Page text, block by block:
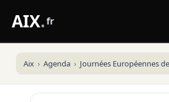
AIX.fr
Aix Agenda Journées Européennes